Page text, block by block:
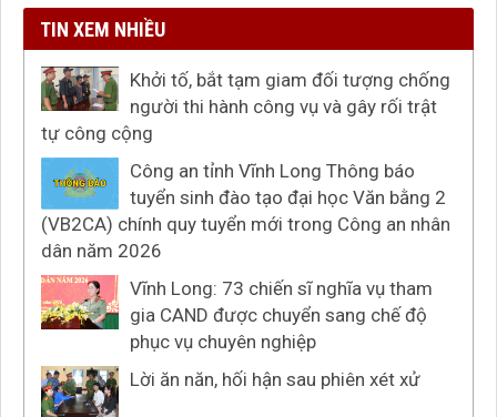
TIN XEM NHIỀU
Khởi tố, bắt tạm giam đối tượng chống
người thi hành công vụ và gây rối trật
tự công cộng
Công an tỉnh Vĩnh Long Thông báo
tuyển sinh đào tạo đại học Văn bằng 2
(VB2CA) chính quy tuyển mới trong Công an nhân
dân năm 2026
Vĩnh Long: 73 chiến sĩ nghĩa vụ tham
gia CAND được chuyển sang chế độ
phục vụ chuyên nghiệp
Lời ăn năn, hối hận sau phiên xét xử